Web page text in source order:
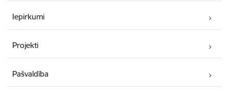
Iepirkumi
Projekti
Pašvaldība